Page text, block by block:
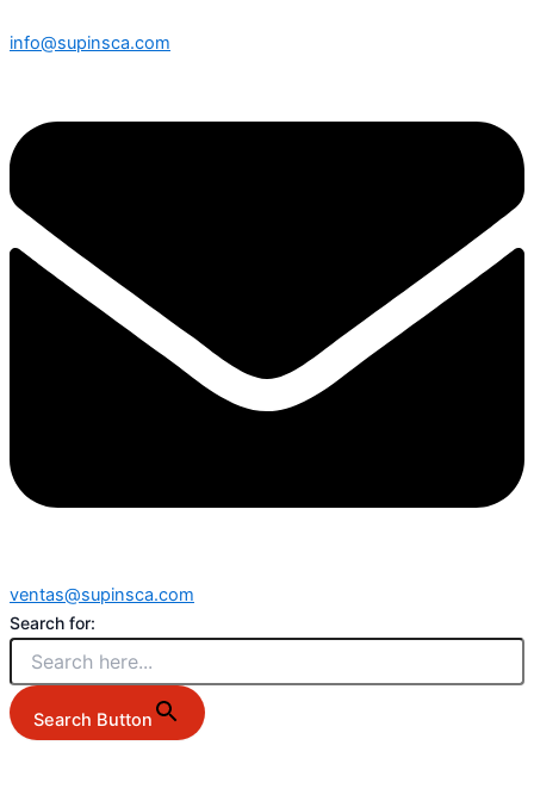
info@supinsca.com
ventas@supinsca.com
Search for:
Search Button